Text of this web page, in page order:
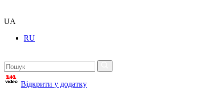
UA
RU
Відкрити у додатку